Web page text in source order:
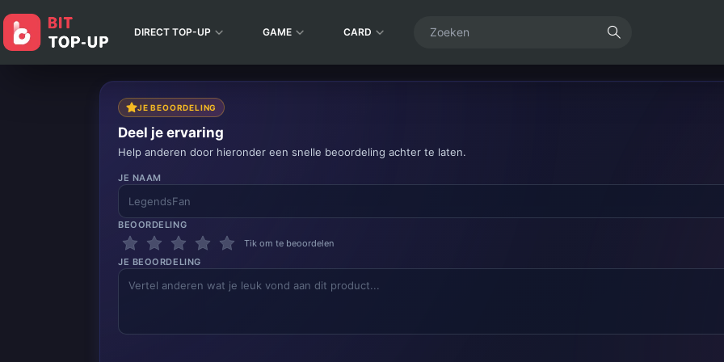
DIRECT TOP-UP GAME CARD
JE BEOORDELING
Deel je ervaring
Help anderen door hieronder een snelle beoordeling achter te laten.
JE NAAM
BEOORDELING
Tik om te beoordelen
JE BEOORDELING